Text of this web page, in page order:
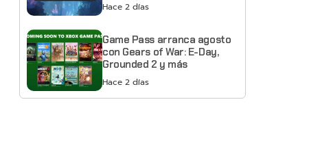
Hace 2 días
Game Pass arranca agosto
con Gears of War: E-Day,
Grounded 2 y más
Hace 2 días